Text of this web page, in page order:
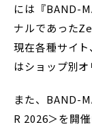
には『BAND-
ナルであった
現在各種サイ
はショップ別
また、BAND-
R 2026＞を開